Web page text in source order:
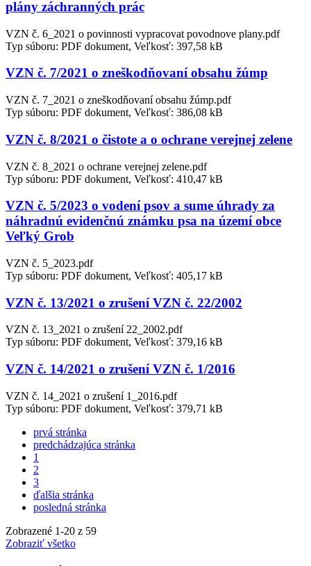
plány záchranných prác
VZN č. 6_2021 o povinnosti vypracovat povodnove plany.pdf
Typ súboru: PDF dokument, Veľkosť: 397,58 kB
VZN č. 7/2021 o zneškodňovaní obsahu žúmp
VZN č. 7_2021 o zneškodňovaní obsahu žúmp.pdf
Typ súboru: PDF dokument, Veľkosť: 386,08 kB
VZN č. 8/2021 o čistote a o ochrane verejnej zelene
VZN č. 8_2021 o ochrane verejnej zelene.pdf
Typ súboru: PDF dokument, Veľkosť: 410,47 kB
VZN č. 5/2023 o vodení psov a sume úhrady za
náhradnú evidenčnú známku psa na území obce
Veľký Grob
VZN č. 5_2023.pdf
Typ súboru: PDF dokument, Veľkosť: 405,17 kB
VZN č. 13/2021 o zrušení VZN č. 22/2002
VZN č. 13_2021 o zrušení 22_2002.pdf
Typ súboru: PDF dokument, Veľkosť: 379,16 kB
VZN č. 14/2021 o zrušení VZN č. 1/2016
VZN č. 14_2021 o zrušení 1_2016.pdf
Typ súboru: PDF dokument, Veľkosť: 379,71 kB
prvá stránka
predchádzajúca stránka
1
2
3
ďalšia stránka
posledná stránka
Zobrazené 1-20 z 59
Zobraziť všetko